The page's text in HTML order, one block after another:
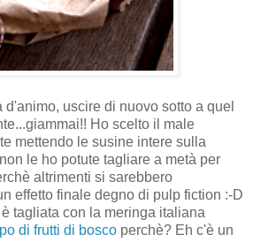
d'animo, uscire di nuovo sotto a quel
Ho scelto il male
mettendo le susine intere sulla
non le ho potute tagliare a metà per
altrimenti si sarebbero
effetto finale degno di pulp fiction :-D
tagliata con la meringa italiana
di frutti di bosco perchè? Eh c'è un